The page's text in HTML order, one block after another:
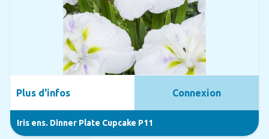
Iris ens. Dinner Plate Cupcake P11
Plus d'infos Connexion